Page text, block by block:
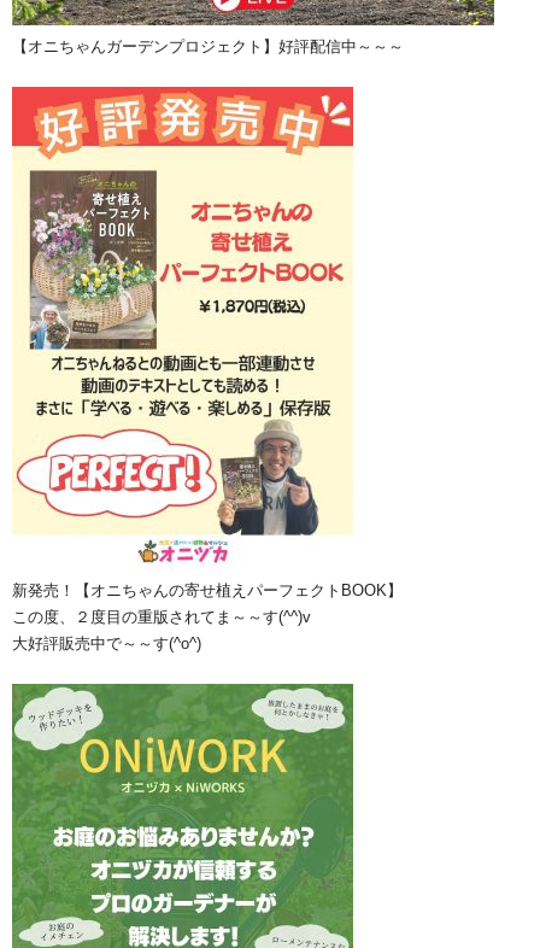
【オニちゃんガーデンプロジェクト】好評配信中～～～
新発売！【オニちゃんの寄せ植えパーフェクトBOOK】
この度、２度目の重版されてま～～す(^^)v
大好評販売中で～～す(^o^)